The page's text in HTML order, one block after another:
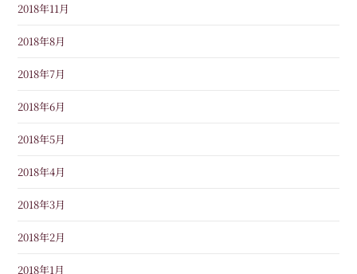
2018年11月
2018年8月
2018年7月
2018年6月
2018年5月
2018年4月
2018年3月
2018年2月
2018年1月